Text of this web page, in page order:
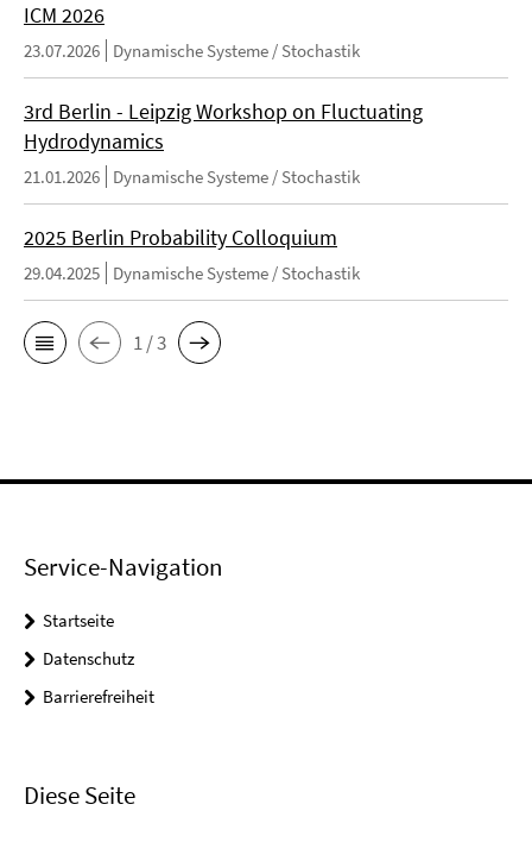
ICM 2026
23.07.2026 Dynamische Systeme / Stochastik
3rd Berlin - Leipzig Workshop on Fluctuating
Hydrodynamics
21.01.2026 Dynamische Systeme / Stochastik
2025 Berlin Probability Colloquium
29.04.2025 Dynamische Systeme / Stochastik
1 / 3
Service-Navigation
Startseite
Datenschutz
Barrierefreiheit
Diese Seite